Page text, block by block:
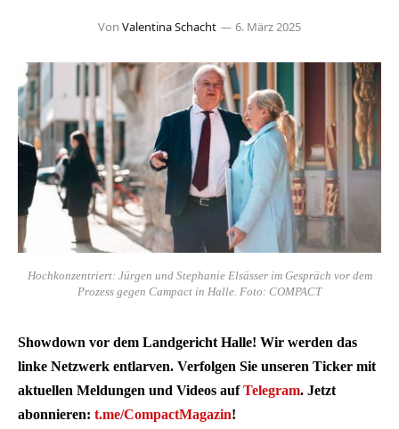
Von Valentina Schacht 6. März 2025
Hochkonzentriert: Jürgen und Stephanie Elsässer im Gespräch vor dem
Prozess gegen Campact in Halle. Foto: COMPACT
Showdown vor dem Landgericht Halle! Wir werden das
linke Netzwerk entlarven. Verfolgen Sie unseren Ticker mit
aktuellen Meldungen und Videos aufTelegram. Jetzt
abonnieren: t.me/CompactMagazin!